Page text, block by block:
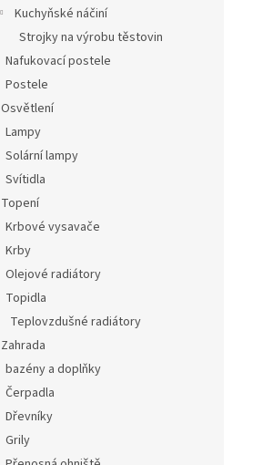
Kuchyňské náčiní
Strojky na výrobu těstovin
Nafukovací postele
Postele
Osvětlení
Lampy
Solární lampy
Svítidla
Topení
Krbové vysavače
Krby
Olejové radiátory
Topidla
Teplovzdušné radiátory
Zahrada
bazény a doplňky
Čerpadla
Dřevníky
Grily